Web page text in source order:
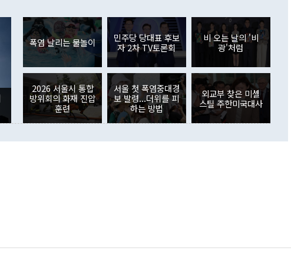
러시아 블라디보스토크에서 열리는 '동방경제포럼(EEF)'을 언급하
부 차원에서 (참석을) 검토하고 있다"고 발언한 데 대해서도 조 장관
것은 외교부의 몫"이라며 "아직 거기까지 진도가 나가지 않았다"고
다. 정 장관이 이날 소개한 대북 구상과 설명은 정부 내 조율을 거치지
는 점에서 문제가 있다. 특히 주적 표현 대체와 국호 사용, 9·19 군
복원, 4자회담 추진 등은 통일부 장관이 결정할 사안이 아니어서 월
는 지적이 나오고 있다. 이 대통령은 정 장관의 업무보고를 듣고 난
기 업무보고에 발표했다고 승인난 건 아니다"라고 재차 확인했다. 정
소식통은 "정 장관의 발언 내용은 대부분 국가안전보장회의(NSC)
결정된 사안이 아닌 정 장관의 개인적 생각에 가깝다"며 "안보 관
장관이 정부의 공식 정책이 아닌 사안을 추진하겠다고 업무보고를
통령의 면전에서 '국군통수권자가 나서야 한다'고 주장한 것은 심각
국은 북한에 선비핵화를 공식적으로 요구한 적이 없기 때문이다. 지
해 3월(369억9000만달러)을 넘어선 것이다. 직접투자에서는 내국
외투자가 80억1000만달러, 외국인의 국내투자가 46억3000만달러
가했다. 증권투자에서는 외국인의 국내 주식 매도세가 이어졌다. 외
의 국내 주식 투자는 차익실현 매도 등의 영향으로 316억1000만달러
며 전월(-310억5000만달러)에 이어 역대 최대 순매도 기록을 다시
다. 외국인의 국내 채권투자는 세계국채지수(WGBI) 자금 유입에도
만기도래 영향으로 증가 폭이 줄어든 52억9000만달러를 기록했
국인의 해외 증권투자는 주식을 중심으로 35억6000만달러 증가했
폭염 날리는 물놀이
민주당 당대표 후보
자 2차 TV토론회
비 오는 날의 '비
광'처럼
2026 서울시 통합
방위회의 화재 진압
훈련
서울 첫 폭염중대경
보 발령...더위를 피
하는 방법
외교부 찾은 미셸
스틸 주한미국대사